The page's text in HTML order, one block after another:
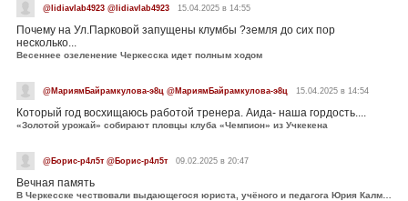
@lidiavlab4923 @lidiavlab4923 15.04.2025 в 14:55
Почему на Ул.Парковой запущены клумбы ?земля до сих пор
несколько...
Весеннее озеленение Черкесска идет полным ходом
@МариямБайрамкулова-э8ц @МариямБайрамкулова-э8ц 15.04.2025 в 14:54
Который год восхищаюсь работой тренера. Аида- наша гордость....
«Золотой урожай» собирают пловцы клуба «Чемпион» из Учкекена
@Борис-р4л5т @Борис-р4л5т 09.02.2025 в 20:47
Вечная память
В Черкесске чествовали выдающегося юриста, учёного и педагога Юрия Калмыкова